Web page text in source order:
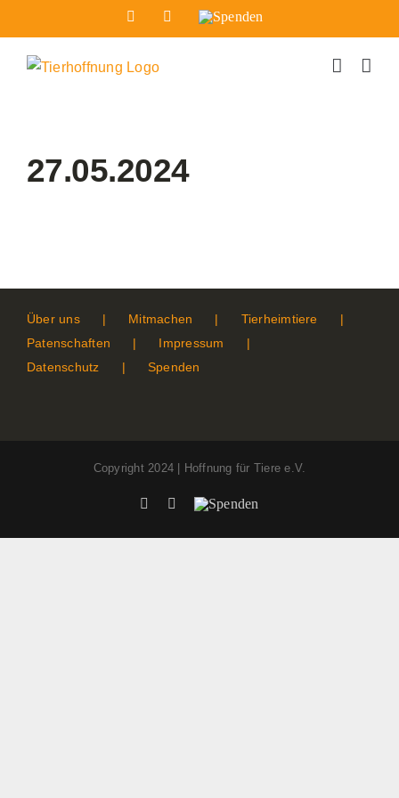
Inhalt
springen
FacebookInstagram
Spenden
27.05.2024
Über uns Mitmachen
Tierheimtiere
Patenschaften
Impressum
Datenschutz
Spenden
Copyright 2024 | Hoffnung für Tiere e.V.
FacebookInstagram
Spenden